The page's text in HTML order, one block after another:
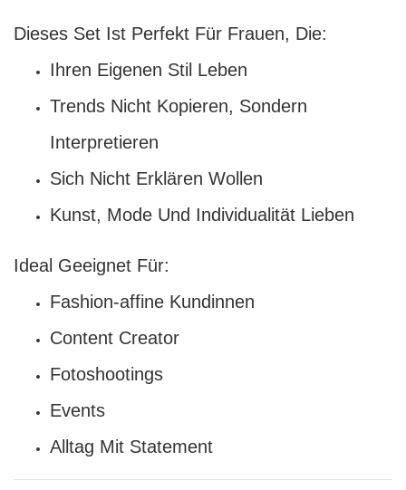
Dieses Set Ist Perfekt Für Frauen, Die:
Ihren Eigenen Stil Leben
Trends Nicht Kopieren, Sondern
Interpretieren
Sich Nicht Erklären Wollen
Kunst, Mode Und Individualität Lieben
Ideal Geeignet Für:
Fashion-affine Kundinnen
Content Creator
Fotoshootings
Events
Alltag Mit Statement